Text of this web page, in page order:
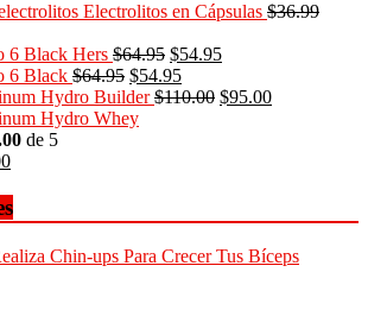
Electrolitos en Cápsulas $36.99
6 Black Hers $64.95 $54.95
6 Black $64.95 $54.95
Hydro Builder $110.00 $95.00
Hydro Whey
de 5